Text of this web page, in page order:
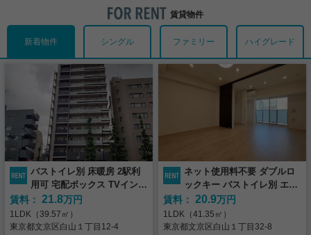
11:50 ③13:00～13:50 ④14:00
～14:50 ⑤15:00～15:50（1枠約
50分）
参加費 無料（完全予約制）
こんなお悩み・ご相談はございませんか？
昔から貸している土地や古い貸家を整理したい（弁護
士）
相続税対策を今から始めたいが、何をすればよいかわか
らない（税理士）
子どもへの不動産承継を円滑に進めたい（司法書士）
遺言書や家族信託についてのご相談 など
※現地見学会の流れについては、こちら をご覧下さい。
千駄木エリアの不動産に関することなら、何でもご用命下さい。
皆様のご来店、心よりお待ちしております。
～お問い合せはこちらまで～
実用春日ホーム(株)千駄木店 TEL：03-5809-0691
東京都文京区千駄木2-33-10
交通：東京メトロ千代田線「千駄木」駅 1番出口すぐ
万一、契約外のサービス会社へ連絡した場合、作業が行えたとしても借主様の
有償負担になりますので、お電話する際は必ずご加入のサービスをご利用下さ
い。
また、改めて修理対応が必要な場合は、休業期間明けに弊社にて対応させて頂
ご不便をおかけいたしますが、ご理解とご協力を賜りますようお願い申し上げ
AIG損害保険： 0120-535-452（24時間365日）
東京海上ミレア保険： 0120-365-935（24時間365日）
なお、同サービスにて部品交換および応急処置を超える作業を行った場合は借
主様負担となり、貸主様へのご請求も出来ませんので、ご注意下さい。
万一、契約外のサービス会社へ連絡した場合、作業が行えたとしても借主様の
有償負担になりますので、お電話する際は必ずご加入のサービスをご利用下さ
また、改めて修理対応が必要な場合は、休業期間明けに弊社にて対応させて頂
きます。
ご不便をおかけいたしますが、ご理解とご協力を賜りますようお願い申し上げ
ます。
ＪＢＲ： 0120-661-024（24時間365日）
コンシェルジュ24： 0120-55-9989（24時間365日）
AIG損害保険： 0120-535-452（24時間365日）
東京海上ミレア保険： 0120-365-935（24時間365日）
なお、同サービスにて部品交換および応急処置を超える作業を行った場合は借
主様負担となり、貸主様へのご請求も出来ませんので、ご注意下さい。
万一、契約外のサービス会社へ連絡した場合、作業が行えたとしても借主様の
有償負担になりますので、お電話する際は必ずご加入のサービスをご利用下さ
い。
また、改めて修理対応が必要な場合は、休業期間明けに弊社にて対応させて頂
きます。
ご不便をおかけいたしますが、ご理解とご協力を賜りますようお願い申し上げ
ます。
ア■希少な播磨坂桜並木通り
沿い■一等収益ビル■
-（110.03㎡）
東京都文京区小石川４丁目
可 ２沿線利用可
価格：9,680
東京都文京区千駄木２丁目11-17
新価格!!☆誠之小学区☆新規
リノベーション!専有面積73
㎡以上!角部屋!閑静な邸宅地!
高台に位置したヴィンテー
ジマンション
価格： 9,980万円
3LDK（73.26㎡）
東京都文京区西片１丁目１３－６
◆白山駅徒歩１分、大規模
レジデンスの１LDK◆
価格：6,180万円
1LDK（41.76㎡）
東京都文京区白山１丁目33-8
賃貸物件
新着物件 シングル ファミリー ハイグレード
バストイレ別 床暖房 2駅利
用可 宅配ボックス TVインタ
ーホン
賃料： 21.8万円
1LDK（39.57㎡）
東京都文京区白山１丁目12-4
ネット使用料不要 ダブルロ
ックキー バストイレ別 エレ
ベーター シューズボックス
賃料：20.9万円
1LDK（41.35㎡）
東京都文京区白山１丁目32-8